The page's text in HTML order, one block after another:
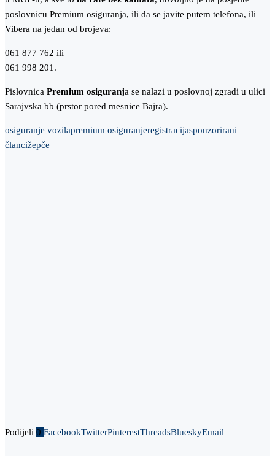
poslovnicu Premium osiguranja, ili da se javite putem telefona, ili
Vibera na jedan od brojeva:
061 877 762 ili
061 998 201.
Pislovnica Premium osiguranja se nalazi u poslovnoj zgradi u ulici
Sarajvska bb (prstor pored mesnice Bajra).
osiguranje vozilapremium osiguranjeregistracijasponzorirani
člancižepče
Podijeli 0 FacebookTwitterPinterestThreadsBlueskyEmail